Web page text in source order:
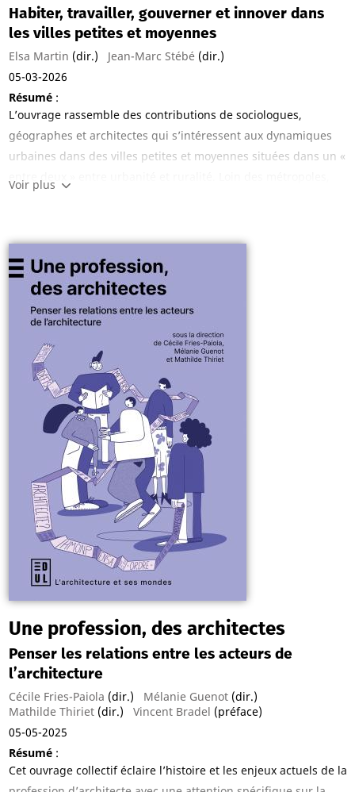
Habiter, travailler, gouverner et innover dans
les villes petites et moyennes
Elsa Martin (dir.) Jean-Marc Stébé (dir.)
05-03-2026
Résumé:
L’ouvrage rassemble des contributions de sociologues,
géographes et architectes qui s’intéressent aux dynamiques
urbaines dans des villes petites et moyennes situées dans un «
entre deux » entre urbanité et ruralité. Loin des métropoles,
économiques variées. L'ouvrage permet de définir les petites
et moyennes villes, leur histoire et les enjeux actuels qui
traversent ces territoires entre attractivité résidentielle,
économie locale, gouvernance, développement durable et
transition en France ou ailleurs.
Voir plus
Une profession, des architectes
Penser les relations entre les acteurs de
l’architecture
Cécile Fries-Paiola (dir.) Mélanie Guenot (dir.)
Mathilde Thiriet (dir.) Vincent Bradel (préface)
05-05-2025
Résumé:
Cet ouvrage collectif éclaire l’histoire et les enjeux actuels de la